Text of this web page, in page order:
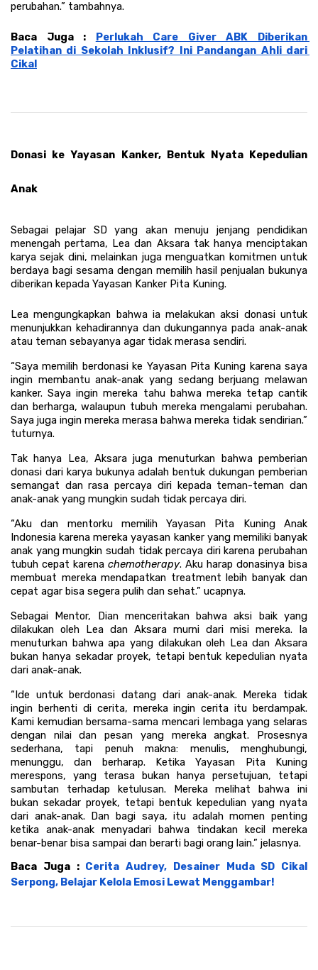
perubahan.” tambahnya.
Baca Juga : Perlukah Care Giver ABK Diberikan
Pelatihan di Sekolah Inklusif? Ini Pandangan Ahli dari
Cikal
Donasi ke Yayasan Kanker, Bentuk Nyata Kepedulian
Anak
Sebagai pelajar SD yang akan menuju jenjang pendidikan
menengah pertama, Lea dan Aksara tak hanya menciptakan
karya sejak dini, melainkan juga menguatkan komitmen untuk
berdaya bagi sesama dengan memilih hasil penjualan bukunya
diberikan kepada Yayasan Kanker Pita Kuning.
Lea mengungkapkan bahwa ia melakukan aksi donasi untuk
menunjukkan kehadirannya dan dukungannya pada anak-anak
atau teman sebayanya agar tidak merasa sendiri.
“Saya memilih berdonasi ke Yayasan Pita Kuning karena saya
ingin membantu anak-anak yang sedang berjuang melawan
kanker. Saya ingin mereka tahu bahwa mereka tetap cantik
dan berharga, walaupun tubuh mereka mengalami perubahan.
Saya juga ingin mereka merasa bahwa mereka tidak sendirian.”
tuturnya.
Tak hanya Lea, Aksara juga menuturkan bahwa pemberian
donasi dari karya bukunya adalah bentuk dukungan pemberian
semangat dan rasa percaya diri kepada teman-teman dan
anak-anak yang mungkin sudah tidak percaya diri.
“Aku dan mentorku memilih Yayasan Pita Kuning Anak
Indonesia karena mereka yayasan kanker yang memiliki banyak
anak yang mungkin sudah tidak percaya diri karena perubahan
tubuh cepat karena chemotherapy. Aku harap donasinya bisa
membuat mereka mendapatkan treatment lebih banyak dan
cepat agar bisa segera pulih dan sehat.” ucapnya.
Sebagai Mentor, Dian menceritakan bahwa aksi baik yang
dilakukan oleh Lea dan Aksara murni dari misi mereka. Ia
menuturkan bahwa apa yang dilakukan oleh Lea dan Aksara
bukan hanya sekadar proyek, tetapi bentuk kepedulian nyata
dari anak-anak.
“Ide untuk berdonasi datang dari anak-anak. Mereka tidak
ingin berhenti di cerita, mereka ingin cerita itu berdampak.
Kami kemudian bersama-sama mencari lembaga yang selaras
dengan nilai dan pesan yang mereka angkat. Prosesnya
sederhana, tapi penuh makna: menulis, menghubungi,
menunggu, dan berharap. Ketika Yayasan Pita Kuning
merespons, yang terasa bukan hanya persetujuan, tetapi
sambutan terhadap ketulusan. Mereka melihat bahwa ini
bukan sekadar proyek, tetapi bentuk kepedulian yang nyata
dari anak-anak. Dan bagi saya, itu adalah momen penting
ketika anak-anak menyadari bahwa tindakan kecil mereka
benar-benar bisa sampai dan berarti bagi orang lain.” jelasnya.
Baca Juga : Cerita Audrey, Desainer Muda SD Cikal
Serpong, Belajar Kelola Emosi Lewat Menggambar!